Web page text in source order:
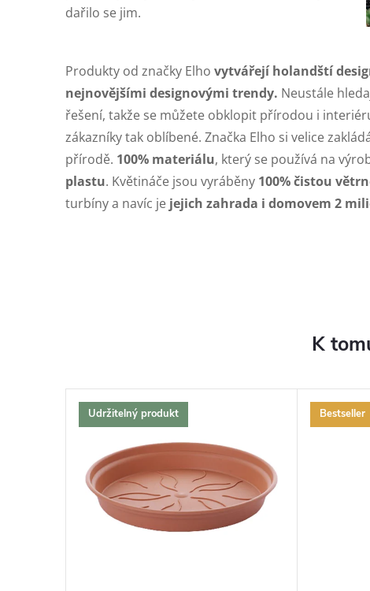
dařilo se jim.
Produkty od značky Elho vytvářejí holandští
nejnovějšími designovými trendy. Neustále
řešení, takže se můžete obklopit přírodou i
zákazníky tak oblíbené. Značka Elho si velice
přírodě. 100% materiálu, který se používá na
plastu. Květináče jsou vyráběny 100% čistou
turbíny a navíc je jejich zahrada i domovem 2
K
ZDARMA
Udržitelný produkt Bestseller